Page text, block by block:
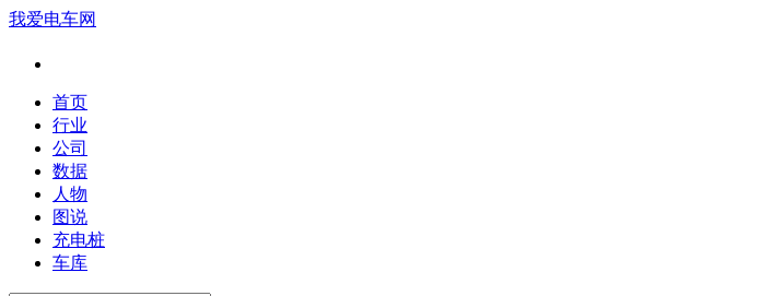
我爱电车网
首页
行业
公司
数据
人物
图说
充电桩
车库